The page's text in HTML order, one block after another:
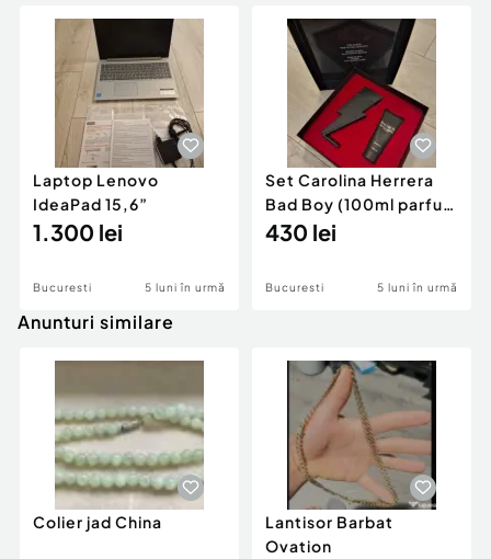
Laptop Lenovo
IdeaPad 15,6”
1.300 lei
Bucuresti 5 luni în urmă
Set Carolina Herrera
Bad Boy (100ml parfum
+ gel duș 100ml)
430 lei
Bucuresti 5 luni în urmă
Anunturi similare
Colier jad China
Lantisor Barbat
Ovation